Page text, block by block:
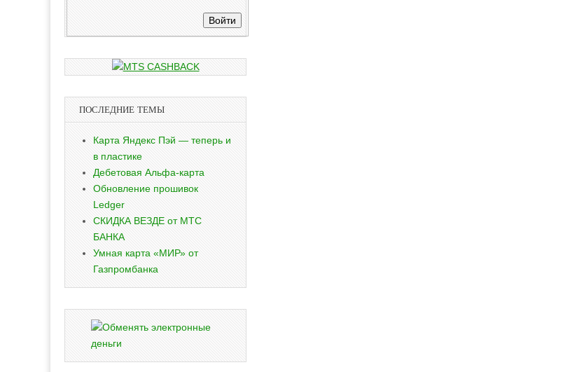
Войти
ПОСЛЕДНИЕ ТЕМЫ
Карта Яндекс Пэй — теперь и
в пластике
Дебетовая Альфа-карта
Обновление прошивок
Ledger
СКИДКА ВЕЗДЕ от МТС
БАНКА
Умная карта «МИР» от
Газпромбанка